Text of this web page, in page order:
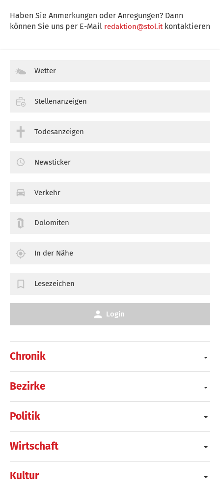
Haben Sie Anmerkungen oder Anregungen? Dann
können Sie uns per E-Mail redaktion@stol.itkontaktieren
Chronik
Bezirke
Politik
Wirtschaft
Kultur
Wetter
Stellenanzeigen
Todesanzeigen
Newsticker
Verkehr
Dolomiten
In der Nähe
Lesezeichen
Login